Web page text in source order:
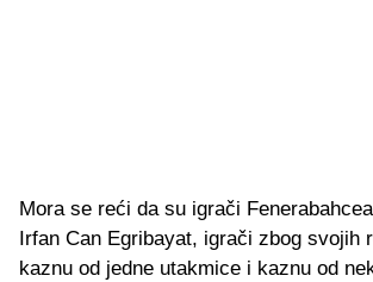
Mora se reći da su igrači
Irfan Can Egribayat, igrači zbog svojih
kaznu od jedne utakmice i kaznu od